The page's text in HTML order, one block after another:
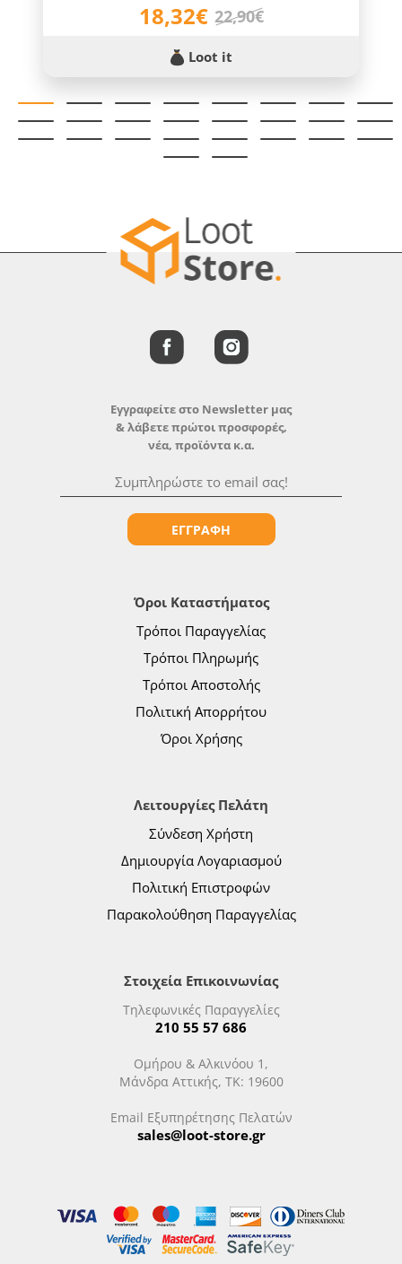
18,32€ 22,90€
Loot it
Όροι Καταστήματος
Τρόποι Παραγγελίας
Τρόποι Πληρωμής
Τρόποι Αποστολής
Πολιτική Απορρήτου
Όροι Χρήσης
Λειτουργίες Πελάτη
Σύνδεση Χρήστη
Δημιουργία Λογαριασμού
Πολιτική Επιστροφών
Παρακολούθηση Παραγγελίας
Στοιχεία Επικοινωνίας
Τηλεφωνικές Παραγγελίες
210 55 57 686
Ομήρου & Αλκινόου 1,
Μάνδρα Αττικής, ΤΚ: 19600
Email Εξυπηρέτησης Πελατών
sales@loot-store.gr
Εγγραφείτε στο Newsletter μας
& λάβετε πρώτοι προσφορές,
νέα, προϊόντα κ.α.
ΕΓΓΡΑΦΗ